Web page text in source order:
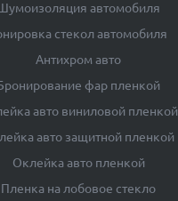
автомобиля
стекол автомобиля
Антихром авто
фар пленкой
авто виниловой пленкой
авто защитной пленкой
Оклейка авто пленкой
Пленка на лобовое стекло